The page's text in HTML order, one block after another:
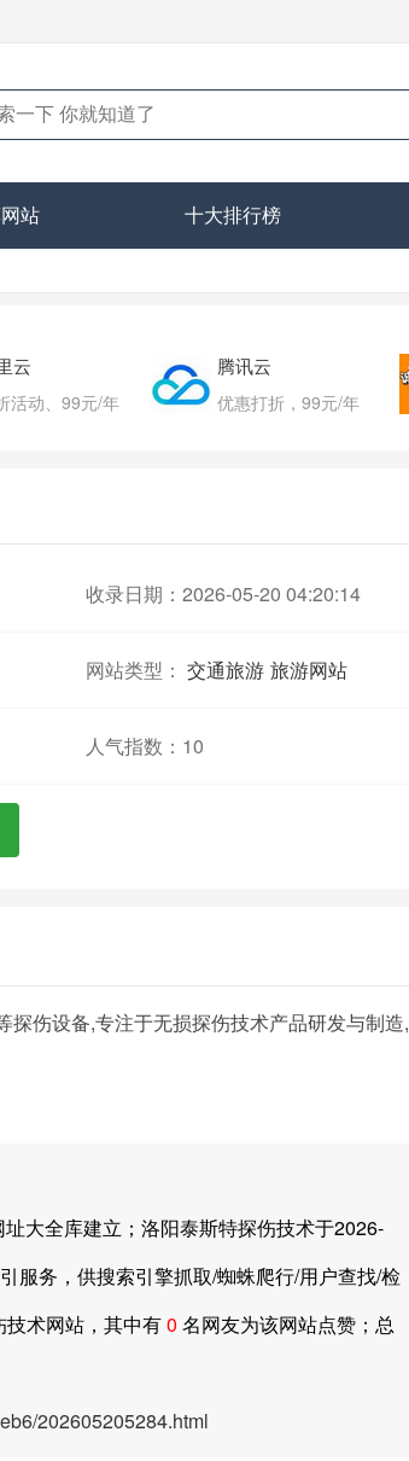
站 十大排行榜
云
活动、99元/年
腾讯云
优惠打折，99元/年
收录日期：2026-05-20 04:20:14
网站类型： 交通旅游 旅游网站
人气指数： 10
伤设备,专注于无损探伤技术产品研发与制造,
大全库建立；洛阳泰斯特探伤技术于2026-
服务，供搜索引擎抓取/蜘蛛爬行/用户查找/检
术网站，其中有0 名网友为该网站点赞；总
202605205284.html